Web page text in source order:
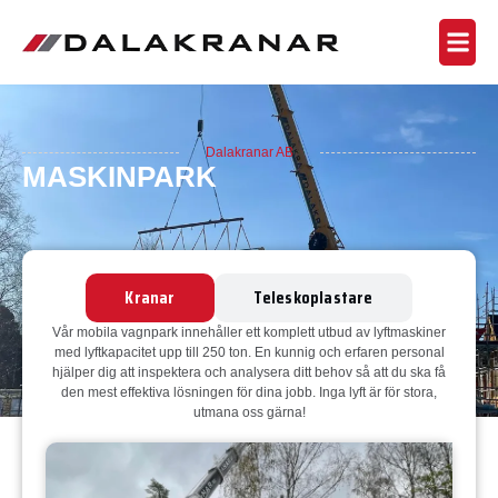
Dalakranar AB
MASKINPARK
Kranar Teleskoplastare
Vår mobila vagnpark innehåller ett komplett utbud av lyftmaskiner
med lyftkapacitet upp till 250 ton. En kunnig och erfaren personal
hjälper dig att inspektera och analysera ditt behov så att du ska få
den mest effektiva lösningen för dina jobb. Inga lyft är för stora,
utmana oss gärna!